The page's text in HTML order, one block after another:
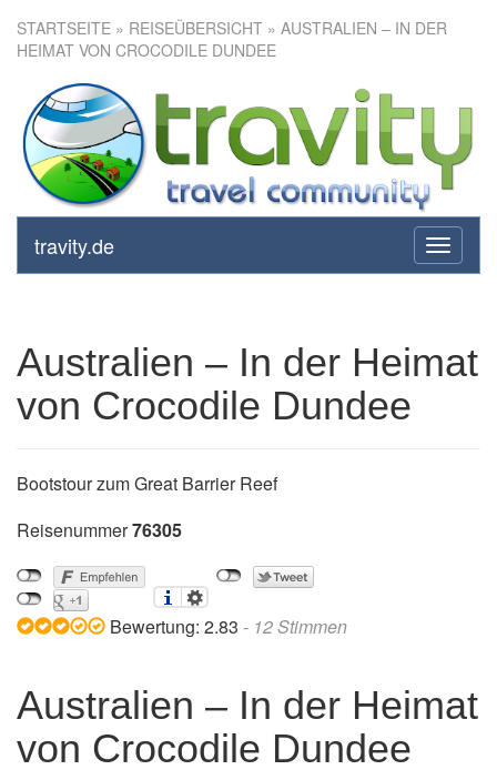
STARTSEITE » REISEÜBERSICHT » AUSTRALIEN – IN DER
HEIMAT VON CROCODILE DUNDEE
toggle
travity.de
Australien – In der Heimat von
Crocodile Dundee
Australien – In der Heimat
von Crocodile Dundee
Bootstour zum Great Barrier Reef
Reisenummer76305
Bewertung: 2.83 - 12Stimmen
Australien – In der Heimat
von Crocodile Dundee